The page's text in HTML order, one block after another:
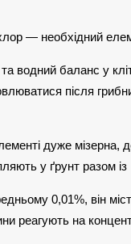
— необхідний
водний баланс у
після
дуже мізерна,
у ґрунт разом
0,01%, він
реагують на